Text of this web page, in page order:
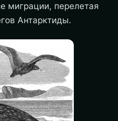
миграции, перелетая
Антарктиды.